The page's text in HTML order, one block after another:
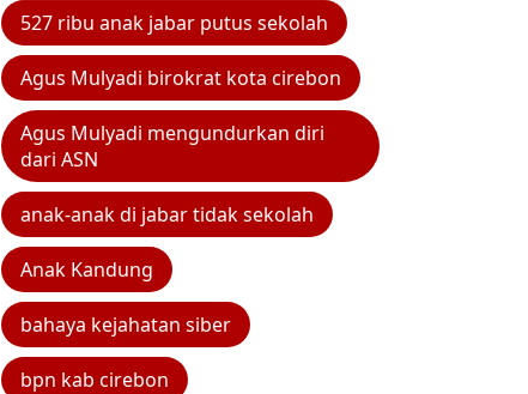
527 ribu anak jabar putus sekolah
Agus Mulyadi birokrat kota cirebon
Agus Mulyadi mengundurkan diri
dari ASN
anak-anak di jabar tidak sekolah
Anak Kandung
bahaya kejahatan siber
bpn kab cirebon